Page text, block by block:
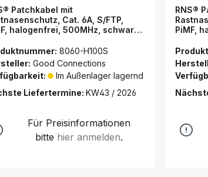
Patchkabel mit
Cat. 6A, S/FTP,
halogenfrei, 500MHz, schwarz,
8060-H100S
Good Connections
Im Außenlager lagernd
Liefertermine: KW43 / 2026
Für Preisinformationen
bitte hier anmelden.
RNS®
PiMF,